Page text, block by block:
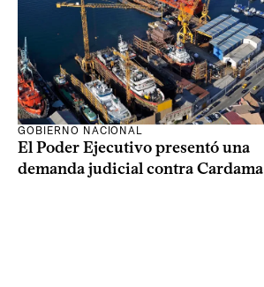
GOBIERNO NACIONAL
El Poder Ejecutivo presentó una
demanda judicial contra Cardama